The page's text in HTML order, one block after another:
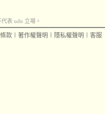
表 udn 立場。
款 著作權聲明 隱私權聲明 客服